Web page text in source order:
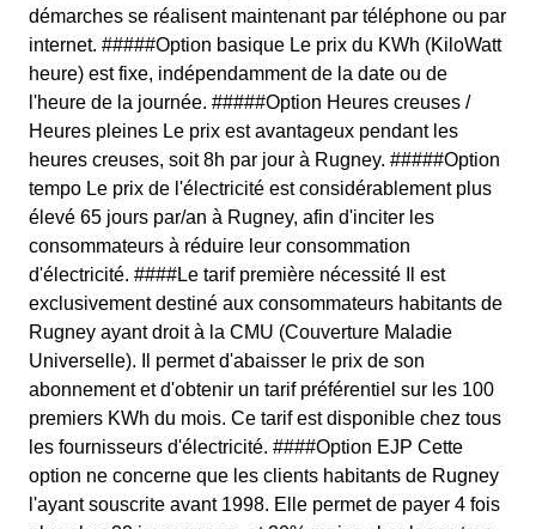
démarches se réalisent maintenant par téléphone ou par
internet. #####Option basique Le prix du KWh (KiloWatt
heure) est fixe, indépendamment de la date ou de
l'heure de la journée. #####Option Heures creuses /
Heures pleines Le prix est avantageux pendant les
heures creuses, soit 8h par jour à Rugney. #####Option
tempo Le prix de l'électricité est considérablement plus
élevé 65 jours par/an à Rugney, afin d'inciter les
consommateurs à réduire leur consommation
d'électricité. ####Le tarif première nécessité Il est
exclusivement destiné aux consommateurs habitants de
Rugney ayant droit à la CMU (Couverture Maladie
Universelle). Il permet d'abaisser le prix de son
abonnement et d'obtenir un tarif préférentiel sur les 100
premiers KWh du mois. Ce tarif est disponible chez tous
les fournisseurs d'électricité. ####Option EJP Cette
option ne concerne que les clients habitants de Rugney
l'ayant souscrite avant 1998. Elle permet de payer 4 fois